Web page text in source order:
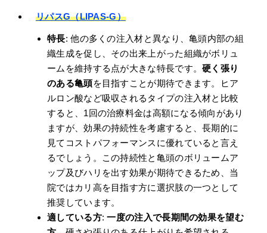
リパスG（LIPAS-G）
特長: 他の多くの注入材と異なり、亀頭内部の組
織生成を促し、その出来上がった組織がボリュ
ームを維持する点が大きな特長です。硬く張り
のある亀頭を目指すことが期待できます。ヒア
ルロン酸など吸収されるタイプの注入材と比較
すると、1回の治療料金は高額になる傾向があり
ますが、効果の持続性を考慮すると、長期的に
見てコストパフォーマンスに優れていると言え
るでしょう。この持続性と亀頭のボリュームア
ップ及びハリを出す効果が期待できるため、当
院ではカリ高を目指す方に選択肢の一つとして
推奨しています。
適している方:一度の注入で長期間の効果を望む